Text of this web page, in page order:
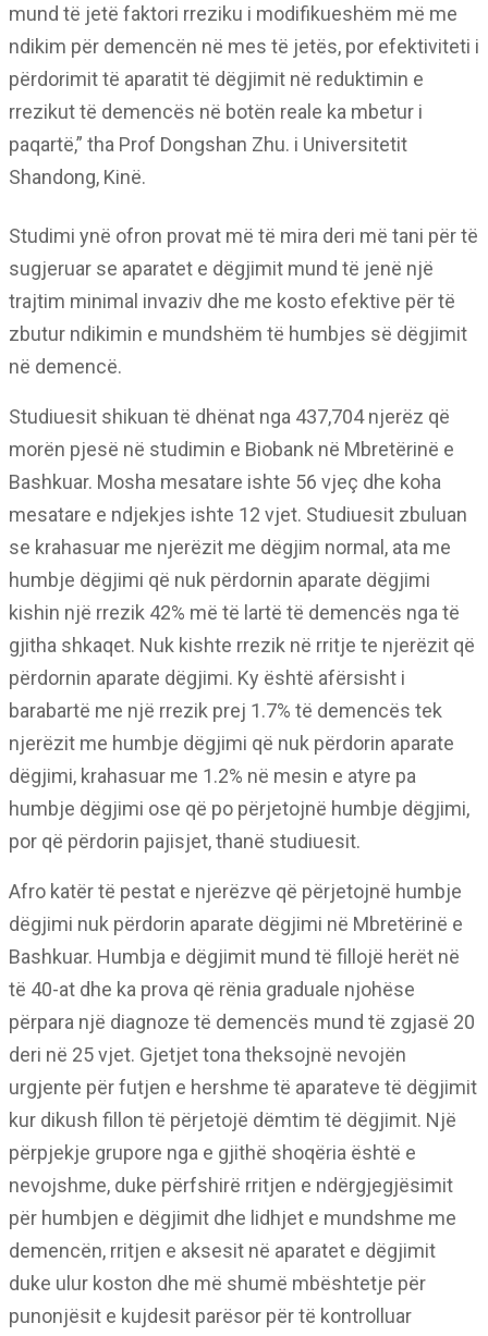
mund të jetë faktori rreziku i modifikueshëm më me
ndikim për demencën në mes të jetës, por efektiviteti i
përdorimit të aparatit të dëgjimit në reduktimin e
rrezikut të demencës në botën reale ka mbetur i
paqartë,” tha Prof Dongshan Zhu. i Universitetit
Shandong, Kinë.
Studimi ynë ofron provat më të mira deri më tani për të
sugjeruar se aparatet e dëgjimit mund të jenë një
trajtim minimal invaziv dhe me kosto efektive për të
zbutur ndikimin e mundshëm të humbjes së dëgjimit
në demencë.
Studiuesit shikuan të dhënat nga 437,704 njerëz që
morën pjesë në studimin e Biobank në Mbretërinë e
Bashkuar. Mosha mesatare ishte 56 vjeç dhe koha
mesatare e ndjekjes ishte 12 vjet. Studiuesit zbuluan
se krahasuar me njerëzit me dëgjim normal, ata me
humbje dëgjimi që nuk përdornin aparate dëgjimi
kishin një rrezik 42% më të lartë të demencës nga të
gjitha shkaqet. Nuk kishte rrezik në rritje te njerëzit që
përdornin aparate dëgjimi. Ky është afërsisht i
barabartë me një rrezik prej 1.7% të demencës tek
njerëzit me humbje dëgjimi që nuk përdorin aparate
dëgjimi, krahasuar me 1.2% në mesin e atyre pa
humbje dëgjimi ose që po përjetojnë humbje dëgjimi,
por që përdorin pajisjet, thanë studiuesit.
Afro katër të pestat e njerëzve që përjetojnë humbje
dëgjimi nuk përdorin aparate dëgjimi në Mbretërinë e
Bashkuar. Humbja e dëgjimit mund të fillojë herët në
të 40-at dhe ka prova që rënia graduale njohëse
përpara një diagnoze të demencës mund të zgjasë 20
deri në 25 vjet. Gjetjet tona theksojnë nevojën
urgjente për futjen e hershme të aparateve të dëgjimit
kur dikush fillon të përjetojë dëmtim të dëgjimit. Një
përpjekje grupore nga e gjithë shoqëria është e
nevojshme, duke përfshirë rritjen e ndërgjegjësimit
për humbjen e dëgjimit dhe lidhjet e mundshme me
demencën, rritjen e aksesit në aparatet e dëgjimit
duke ulur koston dhe më shumë mbështetje për
punonjësit e kujdesit parësor për të kontrolluar